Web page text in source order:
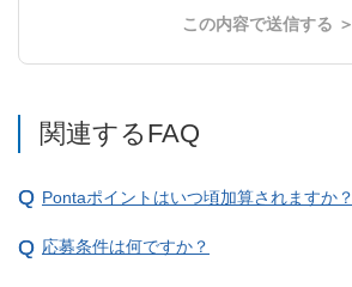
この内容で送信する ＞
関連するFAQ
Pontaポイントはいつ頃加算されますか？
応募条件は何ですか？